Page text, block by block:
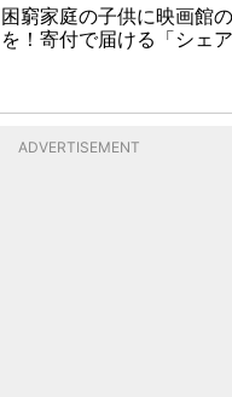
困窮家庭の子供に映画館
を！寄付で届ける「シェア
ADVERTISEMENT